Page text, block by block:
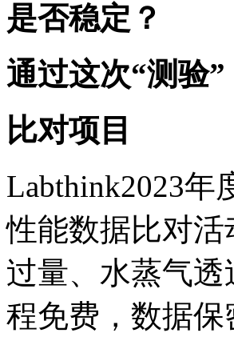
是否稳定？
通过这次“测验
比对项目
Labthink2023年
性能数据比对
过量、水蒸气
程免费，数据保